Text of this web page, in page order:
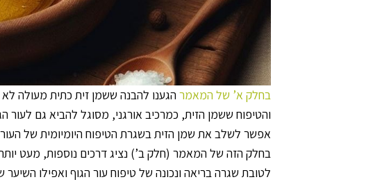
בחלק א’ של המאמר הגענו להבנה ששמן זית כתית מעולה לא
והטיפוח ששמן הזית, כמרכיב אורגני, מסוגל להביא גם לעור
אפשר לשלב את שמן הזית בשגרת הטיפוח היומיומית של
בחלק הזה של המאמר (חלק ב’) נציג דרכים נוספות, מעט
לטובת שגרה בריאה ונכונה של טיפוח עור הגוף ואפילו השיער